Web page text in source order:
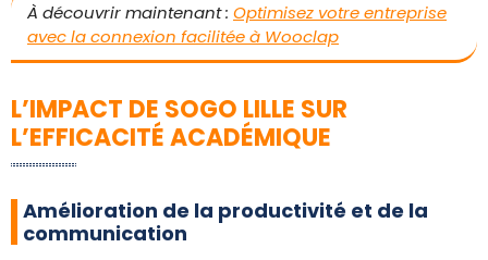
À découvrir maintenant : Optimisez votre entreprise
avec la connexion facilitée à Wooclap
L’IMPACT DE SOGO LILLE SUR
L’EFFICACITÉ ACADÉMIQUE
Amélioration de la productivité et de la
communication